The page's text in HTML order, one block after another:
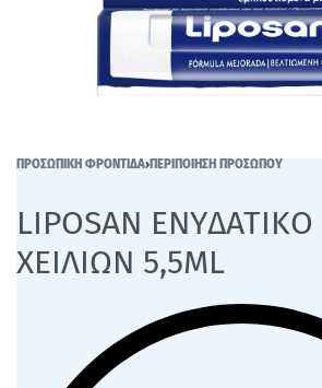
ΠΡΟΣΩΠΙΚΗ ΦΡΟΝΤΙΔΑ›ΠΕΡΙΠΟΙΗΣΗ ΠΡΟΣΩΠΟΥ
LIPOSAN ΕΝΥΔΑΤΙΚΟ
ΧΕΙΛΙΩΝ 5,5ΜL